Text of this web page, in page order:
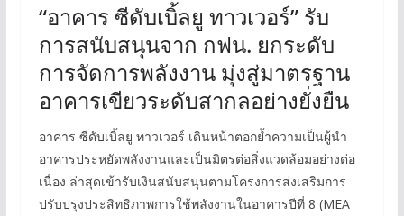
“อาคาร ซีดับเบิ้ลยู ทาวเวอร์” รับ
การสนับสนุนจาก กฟน. ยกระดับ
การจัดการพลังงาน มุ่งสู่มาตรฐาน
อาคารเขียวระดับสากลอย่างยั่งยืน
อาคาร ซีดับเบิ้ลยู ทาวเวอร์ เดินหน้าตอกย้ำความเป็นผู้นำ
อาคารประหยัดพลังงานและเป็นมิตรต่อสิ่งแวดล้อมอย่างต่อ
เนื่อง ล่าสุดเข้ารับเงินสนับสนุนตามโครงการส่งเสริมการ
ปรับปรุงประสิทธิภาพการใช้พลังงานในอาคารปีที่ 8 (MEA